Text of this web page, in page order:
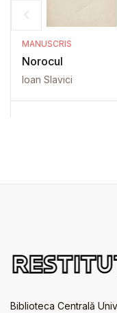
MANUSCRIS
Norocul
Ioan Slavici
Biblioteca Centrală